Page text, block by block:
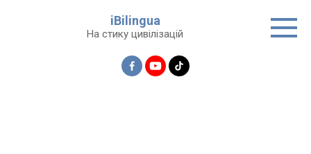
iBilingua
На стику цивілізацій